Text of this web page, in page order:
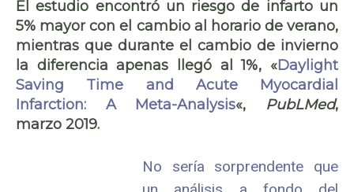
El estudio encontró un riesgo de infarto un
5% mayorcon el cambio al horario de verano,
mientras que durante el cambio de invierno
la diferencia apenas llegó al 1%, «Daylight
Saving Time and Acute Myocardial
Infarction: A Meta-Analysis«, PubLMed,
marzo 2019.
No sería sorprendente que